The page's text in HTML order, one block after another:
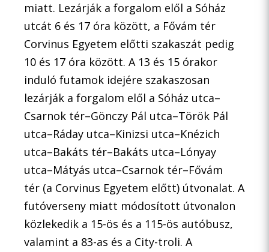
miatt. Lezárják a forgalom elől a Sóház
utcát 6 és 17 óra között, a Fővám tér
Corvinus Egyetem előtti szakaszát pedig
10 és 17 óra között. A 13 és 15 órakor
induló futamok idejére szakaszosan
lezárják a forgalom elől a Sóház utca–
Csarnok tér–Gönczy Pál utca–Török Pál
utca–Ráday utca–Kinizsi utca–Knézich
utca–Bakáts tér–Bakáts utca–Lónyay
utca–Mátyás utca–Csarnok tér–Fővám
tér (a Corvinus Egyetem előtt) útvonalat. A
futóverseny miatt módosított útvonalon
közlekedik a 15-ös és a 115-ös autóbusz,
valamint a 83-as és a City-troli. A